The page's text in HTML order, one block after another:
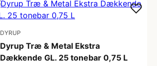
DYRUP
Dyrup Træ & Metal Ekstra
Dækkende GL. 25 tonebar 0,75 L